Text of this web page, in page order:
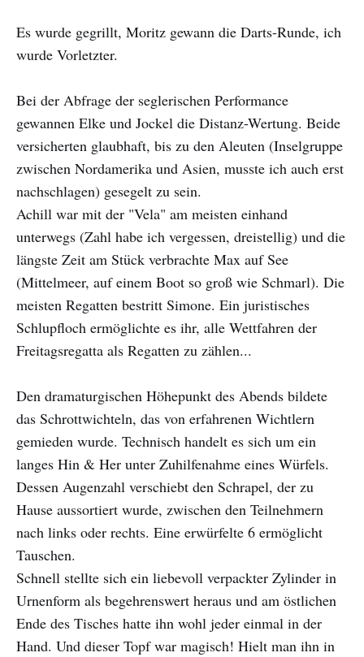
Es wurde gegrillt, Moritz gewann die Darts-Runde, ich
wurde Vorletzter.
Bei der Abfrage der seglerischen Performance
gewannen Elke und Jockel die Distanz-Wertung. Beide
versicherten glaubhaft, bis zu den Aleuten (Inselgruppe
zwischen Nordamerika und Asien, musste ich auch erst
nachschlagen) gesegelt zu sein.
Achill war mit der "Vela" am meisten einhand
unterwegs (Zahl habe ich vergessen, dreistellig) und die
längste Zeit am Stück verbrachte Max auf See
(Mittelmeer, auf einem Boot so groß wie Schmarl). Die
meisten Regatten bestritt Simone. Ein juristisches
Schlupfloch ermöglichte es ihr, alle Wettfahren der
Freitagsregatta als Regatten zu zählen...
Den dramaturgischen Höhepunkt des Abends bildete
das Schrottwichteln, das von erfahrenen Wichtlern
gemieden wurde. Technisch handelt es sich um ein
langes Hin & Her unter Zuhilfenahme eines Würfels.
Dessen Augenzahl verschiebt den Schrapel, der zu
Hause aussortiert wurde, zwischen den Teilnehmern
nach links oder rechts. Eine erwürfelte 6 ermöglicht
Tauschen.
Schnell stellte sich ein liebevoll verpackter Zylinder in
Urnenform als begehrenswert heraus und am östlichen
Ende des Tisches hatte ihn wohl jeder einmal in der
Hand. Und dieser Topf war magisch! Hielt man ihn in